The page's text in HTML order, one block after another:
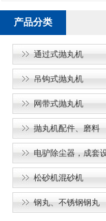
产品分类
通过式抛丸机
吊钩式抛丸机
网带式抛丸机
抛丸机配件、磨料
电驴除尘器，成套
松砂机混砂机
钢丸、不锈钢钢丸